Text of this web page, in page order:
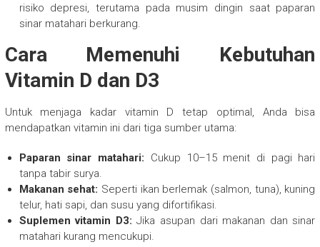
risiko depresi, terutama pada musim dingin saat paparan
sinar matahari berkurang.
Cara Memenuhi Kebutuhan
Vitamin D dan D3
Untuk menjaga kadar vitamin D tetap optimal, Anda bisa
mendapatkan vitamin ini dari tiga sumber utama:
Paparan sinar matahari: Cukup 10–15 menit di pagi hari
tanpa tabir surya.
Makanan sehat: Seperti ikan berlemak (salmon, tuna), kuning
telur, hati sapi, dan susu yang difortifikasi.
Suplemen vitamin D3: Jika asupan dari makanan dan sinar
matahari kurang mencukupi.